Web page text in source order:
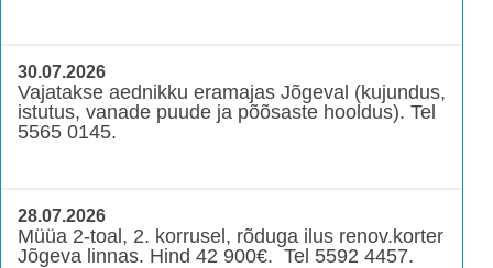
30.07.2026
Vajatakse aednikku eramajas Jõgeval (kujundus,
istutus, vanade puude ja põõsaste hooldus). Tel
5565 0145.
28.07.2026
Müüa 2-toal, 2. korrusel, rõduga ilus renov.korter
Jõgeva linnas. Hind 42 900€. Tel 5592 4457.